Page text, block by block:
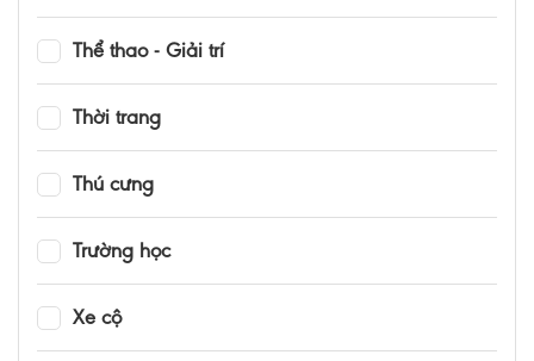
Thể thao - Giải trí
Thời trang
Thú cưng
Trường học
Xe cộ